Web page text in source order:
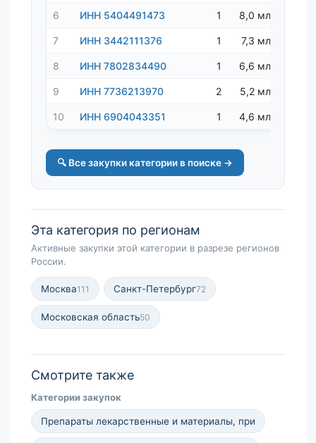
6 ИНН 5404491473 1 8,0 млн ₽
7 ИНН 3442111376 1 7,3 млн ₽
8 ИНН 7802834490 1 6,6 млн ₽
9 ИНН 7736213970 2 5,2 млн ₽
10 ИНН 6904043351 1 4,6 млн ₽
🔍 Все закупки категории в поиске →
Эта категория по регионам
Активные закупки этой категории в разрезе регионов
России.
Москва111 Санкт-Петербург72
Московская область50
Смотрите также
Категории закупок
Препараты лекарственные и материалы, при